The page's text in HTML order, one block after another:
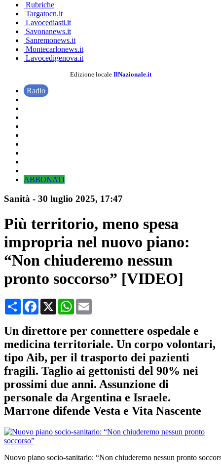
Rubriche
Targatocn.it
Lavocediasti.it
Savonanews.it
Sanremonews.it
Montecarlonews.it
Lavocedigenova.it
Edizione locale IlNazionale.it
Radio
ABBONATI
Sanità - 30 luglio 2025, 17:47
Più territorio, meno spesa
impropria nel nuovo piano:
“Non chiuderemo nessun
pronto soccorso” [VIDEO]
CondividiFacebook
X WhatsApp
Un direttore per connettere ospedale e
medicina territoriale. Un corpo volontari,
tipo Aib, per il trasporto dei pazienti
fragili. Taglio ai gettonisti del 90% nei
prossimi due anni. Assunzione di
personale da Argentina e Israele.
Marrone difende Vesta e Vita Nascente
Nuovo piano socio-sanitario: “Non chiuderemo nessun pronto